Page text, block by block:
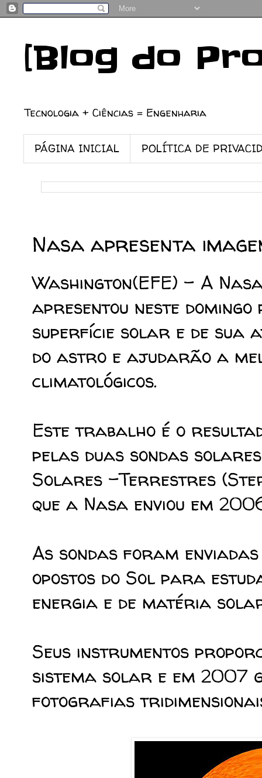
[Blog do
Tecnologia + Ciências = Engenharia
PÁGINA INICIAL POLÍTICA DE
Nasa apresenta
Washington(EFE) - A
apresentou neste
superfície solar e de sua
do astro e ajudarão a
climatológicos.
Este trabalho é o
pelas duas sondas
Solares -Terrestres
que a Nasa enviou em
As sondas foram
opostos do Sol para
energia e de matéria
Seus instrumentos
sistema solar e em
fotografias